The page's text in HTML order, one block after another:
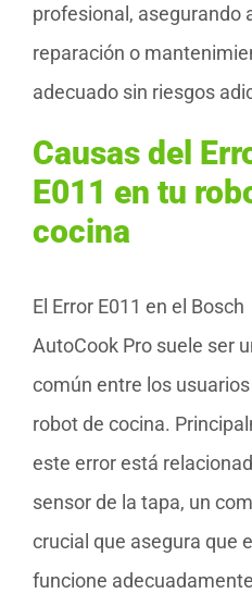
profesional, asegurando
reparación o
adecuado sin riesgos
Causas del
E011 en tu
cocina
El Error E011 en el Bosch
AutoCook Pro suele ser
común entre los
robot de cocina.
este error está
sensor de la tapa, un
crucial que asegura que
funcione